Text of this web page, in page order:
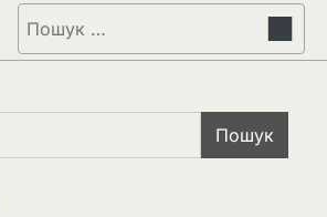
Пошук:
Пошук